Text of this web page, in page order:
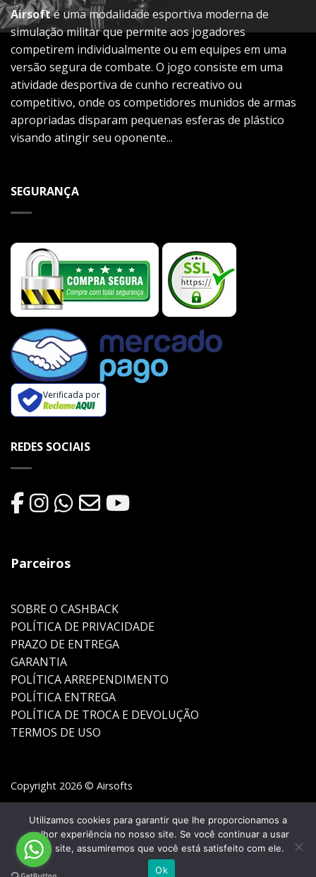
Airsofté uma modalidade esportiva moderna de
simulação militar que permite aos jogadores
competirem individualmente ou em equipes em uma
versão segura de combate. O jogo consiste em uma
atividade desportiva de cunho recreativo ou
competitivo, onde os competidores munidos de armas
apropriadas disparam pequenas esferas de plástico
visando atingir seu oponente...
SEGURANÇA
Verificada por
REDES SOCIAIS
Parceiros
SOBRE O CASHBACK
POLÍTICA DE PRIVACIDADE
PRAZO DE ENTREGA
GARANTIA
POLÍTICA ARREPENDIMENTO
POLÍTICA ENTREGA
POLÍTICA DE TROCA E DEVOLUÇÃO
TERMOS DE USO
Copyright 2026 © Airsofts
Utilizamos cookies para garantir que lhe proporcionamos a
melhor experiência no nosso site. Se você continuar a usar
este site, assumiremos que você está satisfeito com ele.
Ok